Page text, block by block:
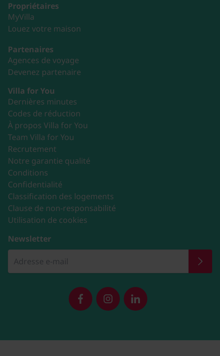
Propriétaires
MyVilla
Louez votre maison
Partenaires
Agences de voyage
Devenez partenaire
Villa for You
Dernières minutes
Codes de réduction
À propos Villa for You
Team Villa for You
Recrutement
Notre garantie qualité
Conditions
Confidentialité
Classification des logements
Clause de non-responsabilité
Utilisation de cookies
Newsletter